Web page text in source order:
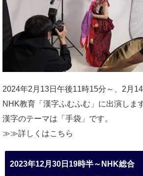
2024年2月13日午後11時15分～、2月
NHK教育「漢字ふむふむ」に出演します
漢字のテーマは「手袋」です。
≫≫詳しくはこちら
2023年12月30日19時半～NHK総合